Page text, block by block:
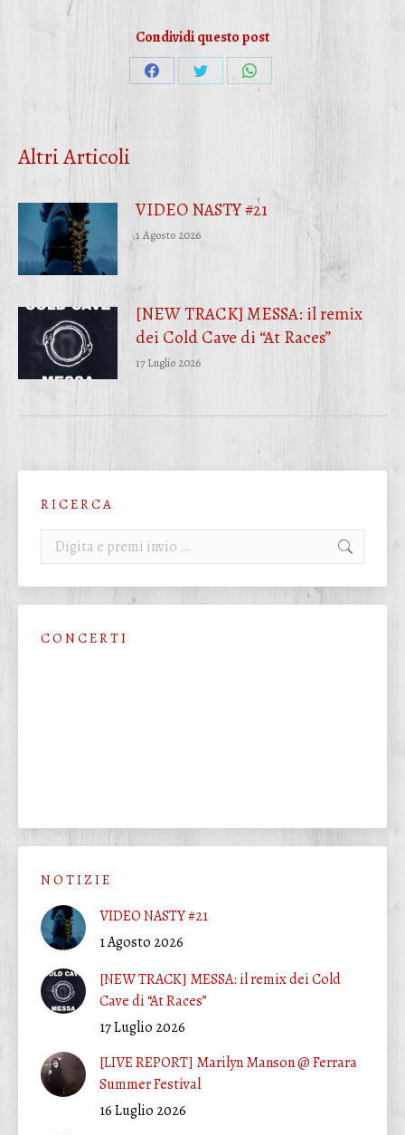
Condividi questo post
CondividiCondividiCondividi
Altri Articoli
VIDEO NASTY #21
1 Agosto 2026
[NEW TRACK] MESSA: il remix
dei Cold Cave di “At Races”
17 Luglio 2026
R I C E R C A
Cerca:
C O N C E R T I
N O T I Z I E
VIDEO NASTY #21
1 Agosto 2026
[NEW TRACK] MESSA: il remix dei Cold
Cave di “At Races”
17 Luglio 2026
[LIVE REPORT] Marilyn Manson @ Ferrara
Summer Festival
16 Luglio 2026